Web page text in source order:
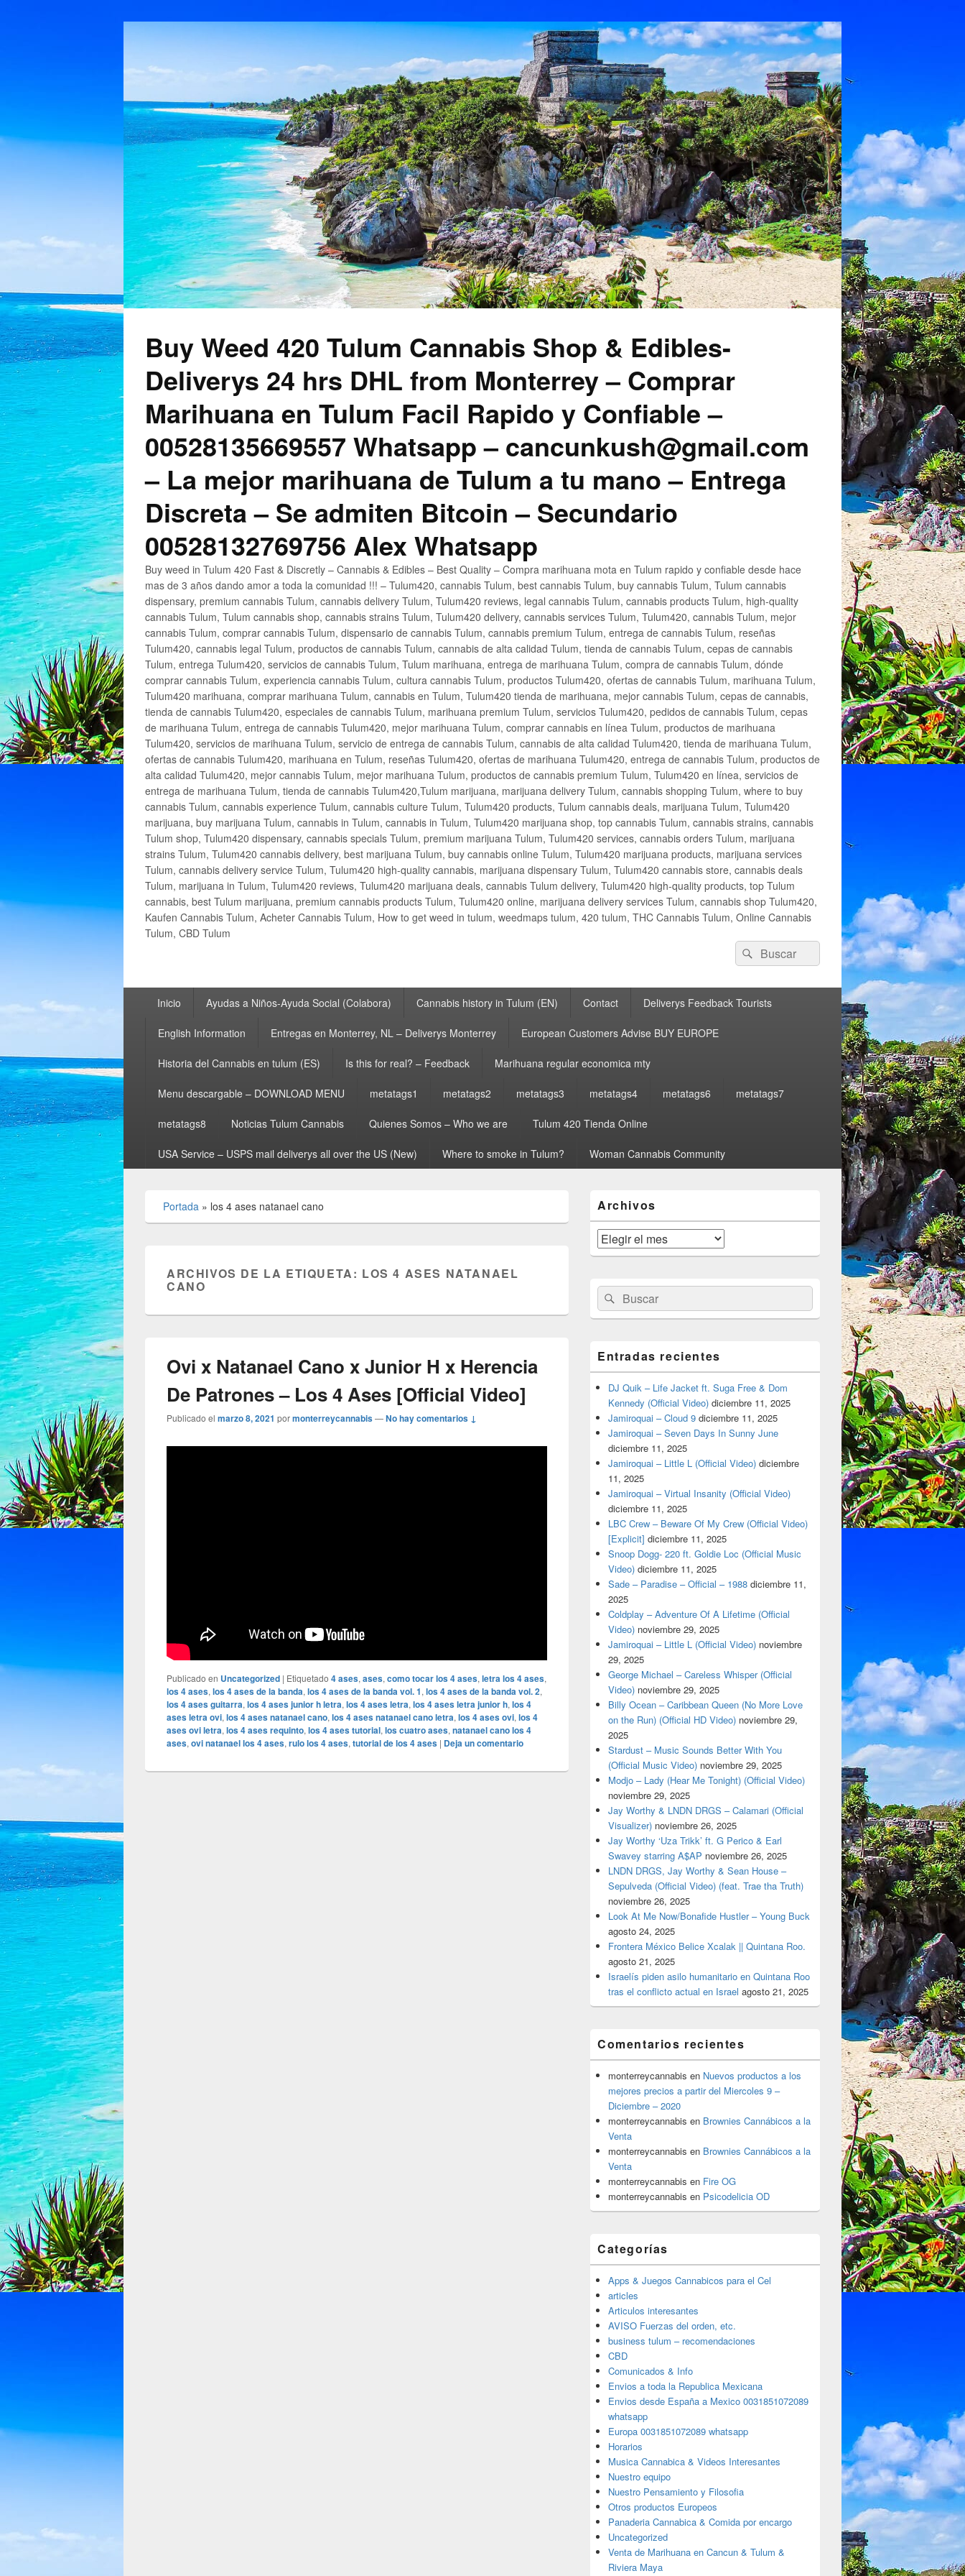
Buy Weed 420 Tulum Cannabis Shop & Edibles-
Deliverys 24 hrs DHL from Monterrey – Comprar
Marihuana en Tulum Facil Rapido y Confiable –
00528135669557 Whatsapp – cancunkush@gmail.com
– La mejor marihuana de Tulum a tu mano – Entrega
Discreta – Se admiten Bitcoin – Secundario
00528132769756 Alex Whatsapp
Buy weed in Tulum 420 Fast & Discretly – Cannabis & Edibles – Best Quality – Compra marihuana mota en Tulum rapido y confiable desde hace
mas de 3 años dando amor a toda la comunidad !!! – Tulum420, cannabis Tulum, best cannabis Tulum, buy cannabis Tulum, Tulum cannabis
dispensary, premium cannabis Tulum, cannabis delivery Tulum, Tulum420 reviews, legal cannabis Tulum, cannabis products Tulum, high-quality
cannabis Tulum, Tulum cannabis shop, cannabis strains Tulum, Tulum420 delivery, cannabis services Tulum, Tulum420, cannabis Tulum, mejor
cannabis Tulum, comprar cannabis Tulum, dispensario de cannabis Tulum, cannabis premium Tulum, entrega de cannabis Tulum, reseñas
Tulum420, cannabis legal Tulum, productos de cannabis Tulum, cannabis de alta calidad Tulum, tienda de cannabis Tulum, cepas de cannabis
Tulum, entrega Tulum420, servicios de cannabis Tulum, Tulum marihuana, entrega de marihuana Tulum, compra de cannabis Tulum, dónde
comprar cannabis Tulum, experiencia cannabis Tulum, cultura cannabis Tulum, productos Tulum420, ofertas de cannabis Tulum, marihuana Tulum,
Tulum420 marihuana, comprar marihuana Tulum, cannabis en Tulum, Tulum420 tienda de marihuana, mejor cannabis Tulum, cepas de cannabis,
tienda de cannabis Tulum420, especiales de cannabis Tulum, marihuana premium Tulum, servicios Tulum420, pedidos de cannabis Tulum, cepas
de marihuana Tulum, entrega de cannabis Tulum420, mejor marihuana Tulum, comprar cannabis en línea Tulum, productos de marihuana
Tulum420, servicios de marihuana Tulum, servicio de entrega de cannabis Tulum, cannabis de alta calidad Tulum420, tienda de marihuana Tulum,
ofertas de cannabis Tulum420, marihuana en Tulum, reseñas Tulum420, ofertas de marihuana Tulum420, entrega de cannabis Tulum, productos de
alta calidad Tulum420, mejor cannabis Tulum, mejor marihuana Tulum, productos de cannabis premium Tulum, Tulum420 en línea, servicios de
entrega de marihuana Tulum, tienda de cannabis Tulum420,Tulum marijuana, marijuana delivery Tulum, cannabis shopping Tulum, where to buy
cannabis Tulum, cannabis experience Tulum, cannabis culture Tulum, Tulum420 products, Tulum cannabis deals, marijuana Tulum, Tulum420
marijuana, buy marijuana Tulum, cannabis in Tulum, cannabis in Tulum, Tulum420 marijuana shop, top cannabis Tulum, cannabis strains, cannabis
Tulum shop, Tulum420 dispensary, cannabis specials Tulum, premium marijuana Tulum, Tulum420 services, cannabis orders Tulum, marijuana
strains Tulum, Tulum420 cannabis delivery, best marijuana Tulum, buy cannabis online Tulum, Tulum420 marijuana products, marijuana services
Tulum, cannabis delivery service Tulum, Tulum420 high-quality cannabis, marijuana dispensary Tulum, Tulum420 cannabis store, cannabis deals
Tulum, marijuana in Tulum, Tulum420 reviews, Tulum420 marijuana deals, cannabis Tulum delivery, Tulum420 high-quality products, top Tulum
cannabis, best Tulum marijuana, premium cannabis products Tulum, Tulum420 online, marijuana delivery services Tulum, cannabis shop Tulum420,
Kaufen Cannabis Tulum, Acheter Cannabis Tulum, How to get weed in tulum, weedmaps tulum, 420 tulum, THC Cannabis Tulum, Online Cannabis
Tulum, CBD Tulum
Buscar
por:
Buscar
principalInicio Ayudas a Niños-Ayuda Social (Colabora) Cannabis history in Tulum (EN) Contact Deliverys Feedback Tourists
English Information Entregas en Monterrey, NL – Deliverys Monterrey European Customers Advise BUY EUROPE
Historia del Cannabis en tulum (ES) Is this for real? – Feedback Marihuana regular economica mty
Menu descargable – DOWNLOAD MENU metatags1 metatags2 metatags3 metatags4 metatags6 metatags7
metatags8 Noticias Tulum Cannabis Quienes Somos – Who we are Tulum 420 Tienda Online
USA Service – USPS mail deliverys all over the US (New) Where to smoke in Tulum? Woman Cannabis Community
Portada » los 4 ases natanael cano
ARCHIVOS DE LA ETIQUETA: LOS 4 ASES NATANAEL
CANO
Ovi x Natanael Cano x Junior H x Herencia
De Patrones – Los 4 Ases [Official Video]
Publicado el marzo 8, 2021 pormonterreycannabis—No hay comentarios ↓
Publicado en Uncategorized | Etiquetado 4 ases,ases,como tocar los 4 ases,letra los 4 ases,
los 4 ases,los 4 ases de la banda,los 4 ases de la banda vol. 1,los 4 ases de la banda vol. 2,
los 4 ases guitarra,los 4 ases junior h letra,los 4 ases letra,los 4 ases letra junior h,los 4
ases letra ovi,los 4 ases natanael cano,los 4 ases natanael cano letra,los 4 ases ovi,los 4
ases ovi letra,los 4 ases requinto,los 4 ases tutorial,los cuatro ases,natanael cano los 4
ases,ovi natanael los 4 ases,rulo los 4 ases,tutorial de los 4 ases | Deja un comentario
área
de
widget
barra
lateral
Archivos
Archivos
Buscar
por:
Buscar
Entradas recientes
DJ Quik – Life Jacket ft. Suga Free & Dom
Kennedy (Official Video) diciembre 11, 2025
Jamiroquai – Cloud 9 diciembre 11, 2025
Jamiroquai – Seven Days In Sunny June
diciembre 11, 2025
Jamiroquai – Little L (Official Video) diciembre
11, 2025
Jamiroquai – Virtual Insanity (Official Video)
diciembre 11, 2025
LBC Crew – Beware Of My Crew (Official Video)
[Explicit] diciembre 11, 2025
Snoop Dogg- 220 ft. Goldie Loc (Official Music
Video) diciembre 11, 2025
Sade – Paradise – Official – 1988 diciembre 11,
2025
Coldplay – Adventure Of A Lifetime (Official
Video) noviembre 29, 2025
Jamiroquai – Little L (Official Video) noviembre
29, 2025
George Michael – Careless Whisper (Official
Video) noviembre 29, 2025
Billy Ocean – Caribbean Queen (No More Love
on the Run) (Official HD Video) noviembre 29,
2025
Stardust – Music Sounds Better With You
(Official Music Video) noviembre 29, 2025
Modjo – Lady (Hear Me Tonight) (Official Video)
noviembre 29, 2025
Jay Worthy & LNDN DRGS – Calamari (Official
Visualizer) noviembre 26, 2025
Jay Worthy ‘Uza Trikk’ ft. G Perico & Earl
Swavey starring A$AP noviembre 26, 2025
LNDN DRGS, Jay Worthy & Sean House –
Sepulveda (Official Video) (feat. Trae tha Truth)
noviembre 26, 2025
Look At Me Now/Bonafide Hustler – Young Buck
agosto 24, 2025
Frontera México Belice Xcalak || Quintana Roo.
agosto 21, 2025
Israelís piden asilo humanitario en Quintana Roo
tras el conflicto actual en Israel agosto 21, 2025
Comentarios recientes
monterreycannabis en Nuevos productos a los
mejores precios a partir del Miercoles 9 –
Diciembre – 2020
monterreycannabis en Brownies Cannábicos a la
Venta
monterreycannabis en Brownies Cannábicos a la
Venta
monterreycannabis en Fire OG
monterreycannabis en Psicodelicia OD
Categorías
Apps & Juegos Cannabicos para el Cel
articles
Articulos interesantes
AVISO Fuerzas del orden, etc.
business tulum – recomendaciones
CBD
Comunicados & Info
Envios a toda la Republica Mexicana
Envios desde España a Mexico 0031851072089
whatsapp
Europa 0031851072089 whatsapp
Horarios
Musica Cannabica & Videos Interesantes
Nuestro equipo
Nuestro Pensamiento y Filosofia
Otros productos Europeos
Panaderia Cannabica & Comida por encargo
Uncategorized
Venta de Marihuana en Cancun & Tulum &
Riviera Maya